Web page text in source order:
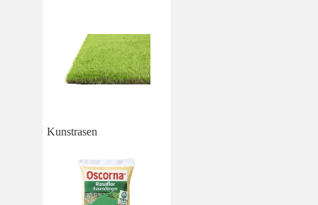
Kunstrasen